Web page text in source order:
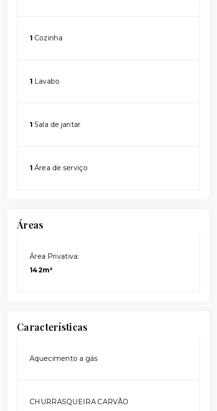
1 Cozinha
1 Lavabo
1 Sala de jantar
1 Área de serviço
Áreas
Área Privativa:
142m²
Características
Aquecimento a gás
CHURRASQUEIRA CARVÃO